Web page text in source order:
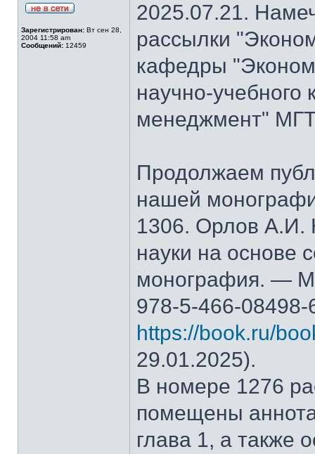
Зарегистрирован: Вт сен 28,
2004 11:58 am
Сообщений: 12459
2025.07.21.
рассылки
кафедры
научно-
менеджмент"
Продолжаем
нашей
1306. Орлов А.И.
науки на основе
монография. —
978-5-466-
https://book.ru/
29.01.2025).
В номере 1276
помещены
глава 1, а также